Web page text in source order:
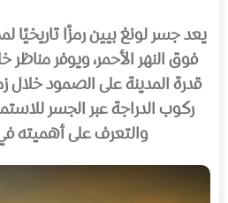
يعد جسر لونغ بيين رمزًا تاريخيًا
فوق النهر الأحمر، ويوفر
قدرة المدينة على الصمود خلال
ركوب الدراجة عبر الجسر
والتعرف على أهميته